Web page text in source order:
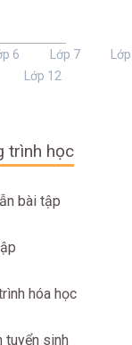
6 Lớp 7
Lớp
Lớp 12
trình học
bài tập
hóa học
tuyển sinh